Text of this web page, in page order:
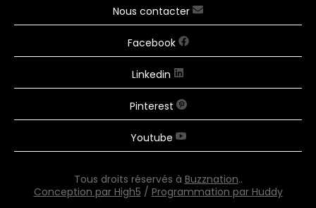
Nous contacter
Facebook
Linkedin
Pinterest
Youtube
Tous droits réservés à Buzznation..
Conception par High5 / Programmation par Huddy